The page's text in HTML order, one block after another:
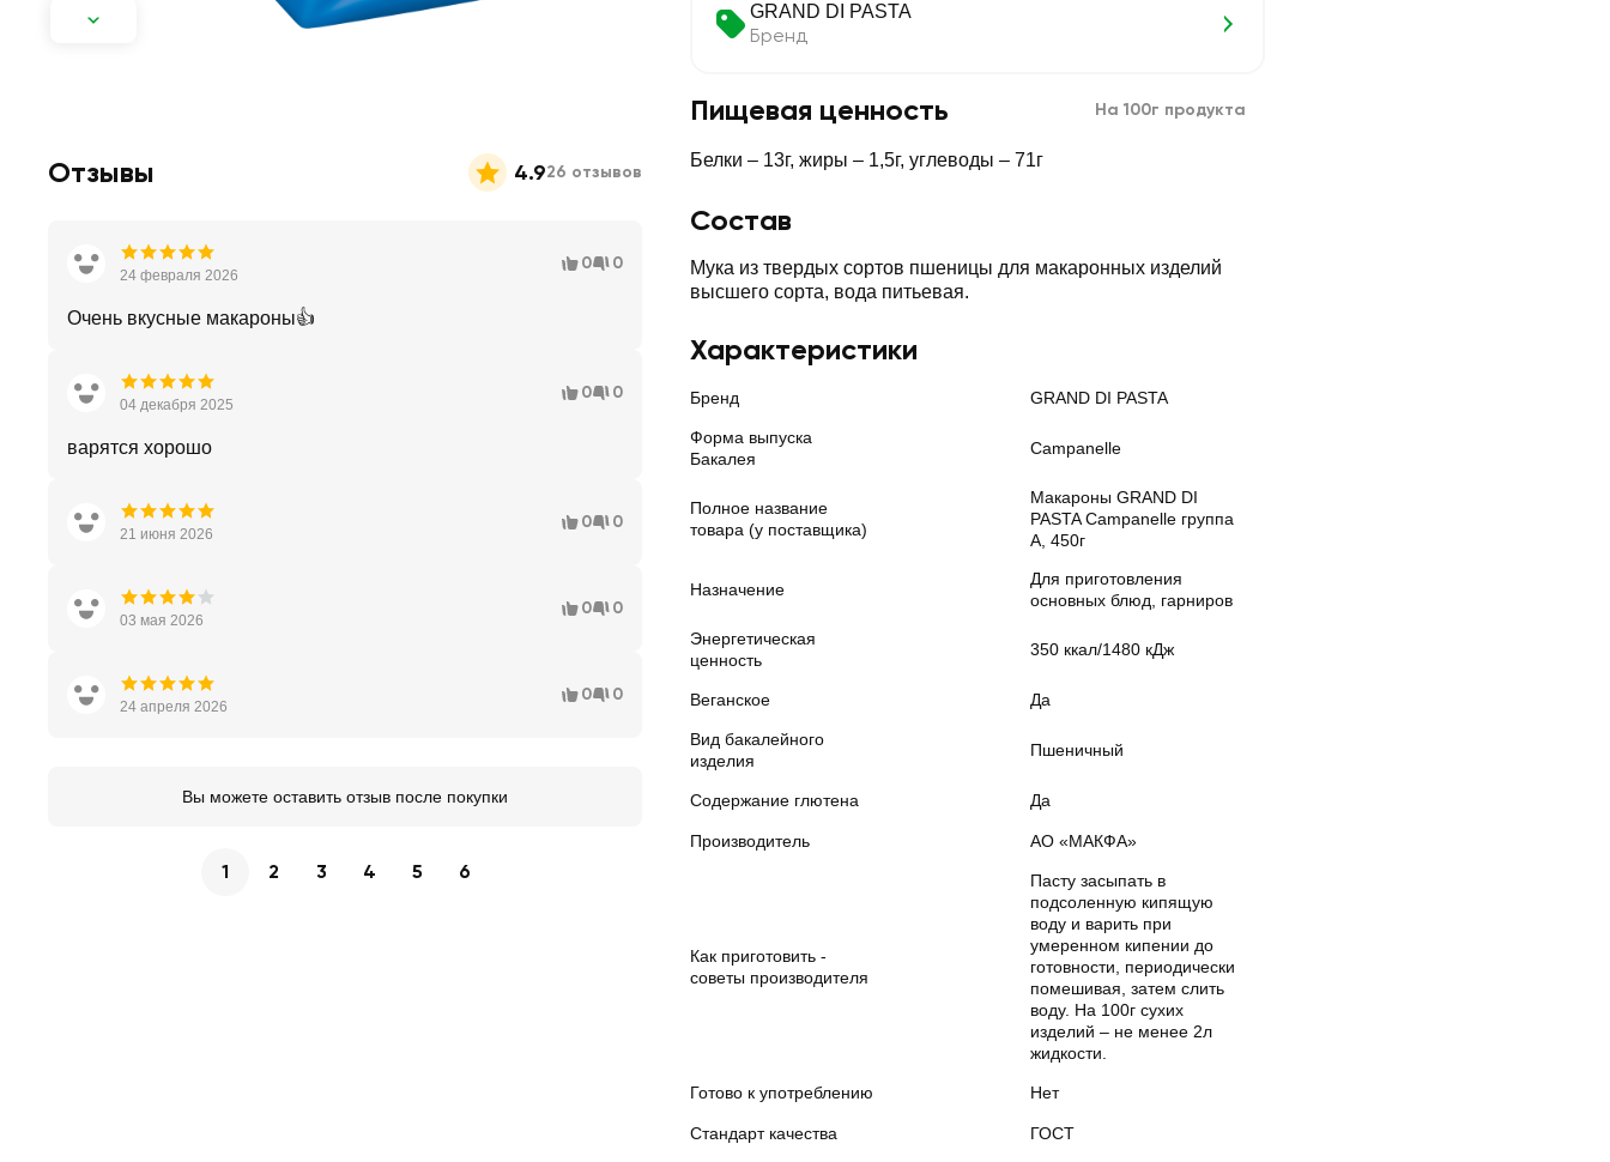
GRAND DI PASTA
Бренд
Пищевая ценность На 100г продукта
Белки – 13г, жиры – 1,5г, углеводы – 71г
Состав
Мука из твердых сортов пшеницы для макаронных изделий
высшего сорта, вода питьевая.
Характеристики
Бренд GRAND DI PASTA
Форма выпуска
Бакалея
Campanelle
Полное название
товара (у поставщика)
Макароны GRAND DI
PASTA Campanelle группа
А, 450г
Назначение
Для приготовления
основных блюд, гарниров
Энергетическая
ценность
350 ккал/1480 кДж
Веганское Да
Вид бакалейного
изделия
Пшеничный
Содержание глютена Да
Производитель АО «МАКФА»
Как приготовить -
советы производителя
Пасту засыпать в
подсоленную кипящую
воду и варить при
умеренном кипении до
готовности, периодически
помешивая, затем слить
воду. На 100г сухих
изделий – не менее 2л
жидкости.
Готово к употреблению Нет
Стандарт качества ГОСТ
Отзывы 4.926 отзывов
24 февраля 2026
0 0
Очень вкусные макароны👍
04 декабря 2025
0 0
варятся хорошо
21 июня 2026
0 0
03 мая 2026
0 0
24 апреля 2026
0 0
Вы можете оставить отзыв после покупки
1 2 3 4 5 6